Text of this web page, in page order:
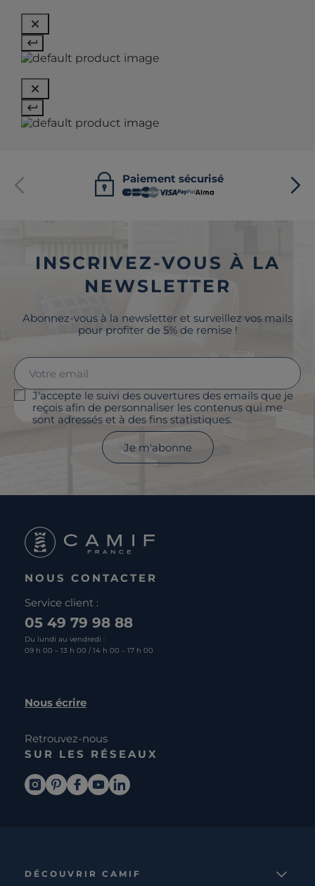
Paiement sécurisé
INSCRIVEZ-VOUS À LA
NEWSLETTER
Abonnez-vous à la newsletter et surveillez vos mails
pour profiter de 5% de remise !
J'accepte le suivi des ouvertures des emails que je
reçois afin de personnaliser les contenus qui me
sont adressés et à des fins statistiques.
Je m'abonne
NOUS CONTACTER
Service client :
05 49 79 98 88
Du lundi au vendredi :
09 h 00 – 13 h 00 / 14 h 00 – 17 h 00
Nous écrire
Retrouvez-nous
SUR LES RÉSEAUX
DÉCOUVRIR CAMIF